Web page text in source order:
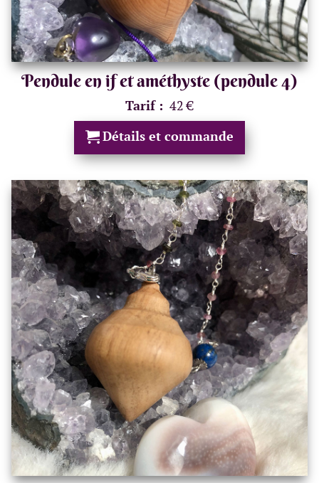
Pendule en if et améthyste (pendule 4)
Tarif : 42 €
Détails et commande